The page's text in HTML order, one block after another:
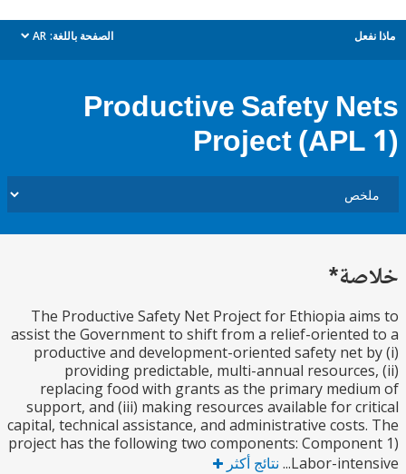
الصفحة باللغة: AR
dropdown
Productive Safety
Project
The Productive Safety Net Project for Ethiopia
assist the Government to shift from a relief-
productive and development-oriented safety
providing predictable, multi-annual
replacing food with grants as the primary
support, and (iii) making resources available for
capital, technical assistance, and administrative
project has the following two components:
Labor- نتائج أكثر